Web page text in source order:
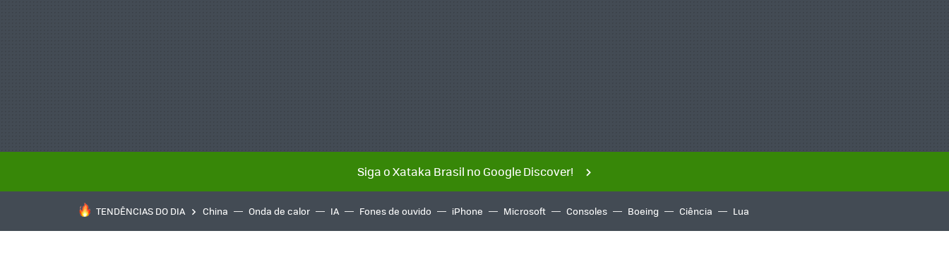
Siga o Xataka Brasil no Google Discover!
TENDÊNCIAS DO DIA China Onda de calor IA Fones de ouvido iPhone Microsoft Consoles Boeing Ciência Lua